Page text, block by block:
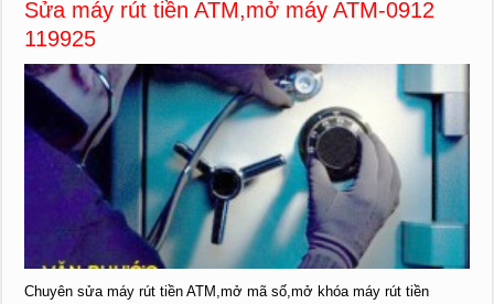
Sửa máy rút tiền ATM,mở máy ATM-0912
119925
Chuyên sửa máy rút tiền ATM,mở mã số,mở khóa máy rút tiền